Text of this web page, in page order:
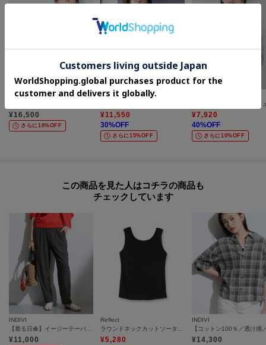
INDIVI
¥16,500
さらに10%OFF
UNTITLED
¥11,550
30%OFF
さらに15%OFF
¥7,920
40%OFF
さらに10%OFF
この商品を見た人はコチラの商品も
チェックしています
INDIVI
【着る日傘】イージーテーパードパンツ
¥11,000
Reflect
ラウンドネックカットソータンクトップ
¥5,280
INDIVI
¥14,300